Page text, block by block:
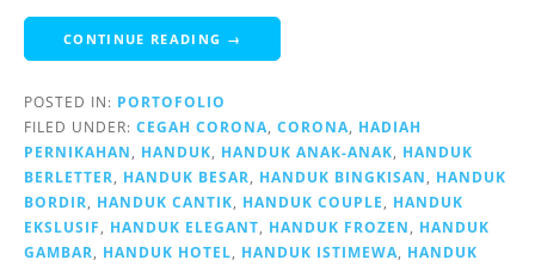
CONTINUE READING →
POSTED IN: PORTOFOLIO
FILED UNDER: CEGAH CORONA, CORONA, HADIAH
PERNIKAHAN, HANDUK, HANDUK ANAK-ANAK, HANDUK
BERLETTER, HANDUK BESAR, HANDUK BINGKISAN, HANDUK
BORDIR, HANDUK CANTIK, HANDUK COUPLE, HANDUK
EKSLUSIF, HANDUK ELEGANT, HANDUK FROZEN, HANDUK
GAMBAR, HANDUK HOTEL, HANDUK ISTIMEWA, HANDUK